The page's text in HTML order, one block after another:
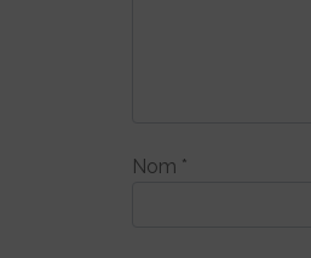
Nom *